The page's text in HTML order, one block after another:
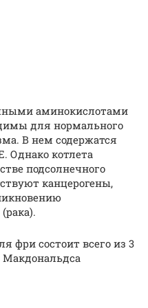
аминокислотами
для нормального
В нем содержатся
Однако котлета
подсолнечного
канцерогены,
фри состоит всего из 3
Макдональдса